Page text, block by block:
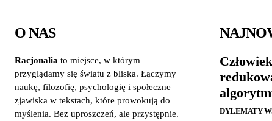
O NAS
Racjonalia to miejsce, w którym
przyglądamy się światu z bliska. Łączymy
naukę, filozofię, psychologię i społeczne
zjawiska w tekstach, które prowokują do
myślenia. Bez uproszczeń, ale przystępnie.
DYLEMATY